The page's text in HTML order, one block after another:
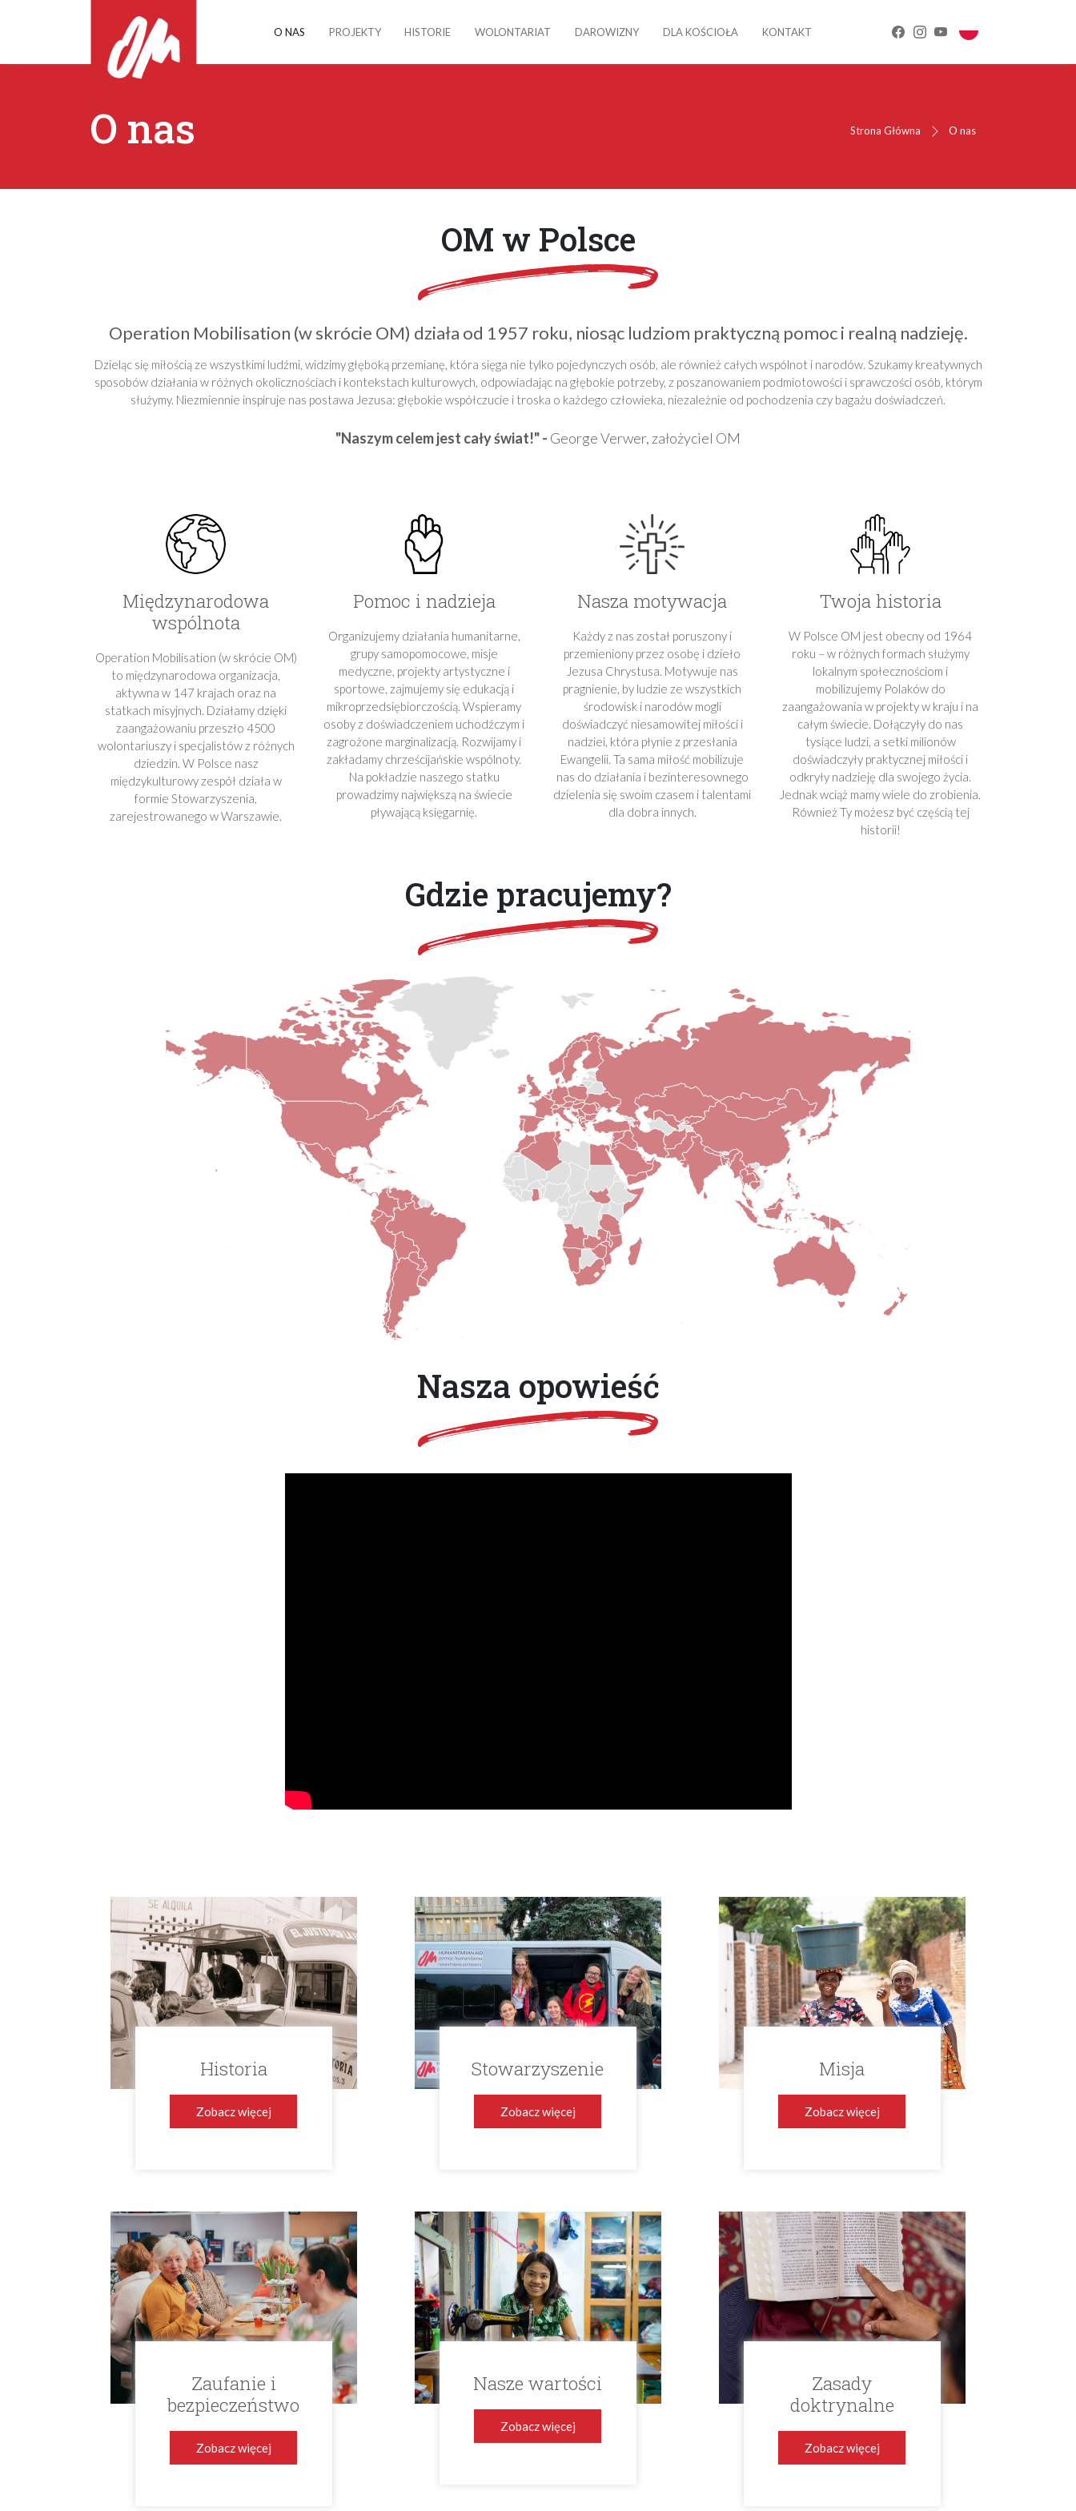
O NAS PROJEKTY HISTORIE WOLONTARIAT DAROWIZNY DLA KOŚCIOŁA KONTAKT
O nas Strona Główna O nas
OM w Polsce
Operation Mobilisation (w skrócie OM) działa od 1957 roku, niosąc ludziom praktyczną pomoc i realną nadzieję.
Dzieląc się miłością ze wszystkimi ludźmi, widzimy głęboką przemianę, która sięga nie tylko pojedynczych osób, ale również całych wspólnot i narodów. Szukamy kreatywnych
sposobów działania w różnych okolicznościach i kontekstach kulturowych, odpowiadając na głębokie potrzeby, z poszanowaniem podmiotowości i sprawczości osób, którym
służymy. Niezmiennie inspiruje nas postawa Jezusa: głębokie współczucie i troska o każdego człowieka, niezależnie od pochodzenia czy bagażu doświadczeń.
"Naszym celem jest cały świat!" - George Verwer, założyciel OM
Międzynarodowa
wspólnota
Operation Mobilisation (w skrócie OM)
to międzynarodowa organizacja,
aktywna w 147 krajach oraz na
statkach misyjnych. Działamy dzięki
zaangażowaniu przeszło 4500
wolontariuszy i specjalistów z różnych
dziedzin. W Polsce nasz
międzykulturowy zespół działa w
formie Stowarzyszenia,
zarejestrowanego w Warszawie.
Pomoc i nadzieja
Organizujemy działania humanitarne,
grupy samopomocowe, misje
medyczne, projekty artystyczne i
sportowe, zajmujemy się edukacją i
mikroprzedsiębiorczością. Wspieramy
osoby z doświadczeniem uchodźczym i
zagrożone marginalizacją. Rozwijamy i
zakładamy chrześcijańskie wspólnoty.
Na pokładzie naszego statku
prowadzimy największą na świecie
pływającą księgarnię.
Nasza motywacja
Każdy z nas został poruszony i
przemieniony przez osobę i dzieło
Jezusa Chrystusa. Motywuje nas
pragnienie, by ludzie ze wszystkich
środowisk i narodów mogli
doświadczyć niesamowitej miłości i
nadziei, która płynie z przesłania
Ewangelii. Ta sama miłość mobilizuje
nas do działania i bezinteresownego
dzielenia się swoim czasem i talentami
dla dobra innych.
Twoja historia
W Polsce OM jest obecny od 1964
roku – w różnych formach służymy
lokalnym społecznościom i
mobilizujemy Polaków do
zaangażowania w projekty w kraju i na
całym świecie. Dołączyły do nas
tysiące ludzi, a setki milionów
doświadczyły praktycznej miłości i
odkryły nadzieję dla swojego życia.
Jednak wciąż mamy wiele do zrobienia.
Również Ty możesz być częścią tej
historii!
Gdzie pracujemy?
Nasza opowieść
Historia
Zobacz więcej
Stowarzyszenie
Zobacz więcej
Misja
Zobacz więcej
Zaufanie i
bezpieczeństwo
Zobacz więcej
Nasze wartości
Zobacz więcej
Zasady
doktrynalne
Zobacz więcej